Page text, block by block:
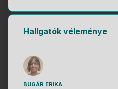
Hallgatók véleménye
BUGÁR ERIKA